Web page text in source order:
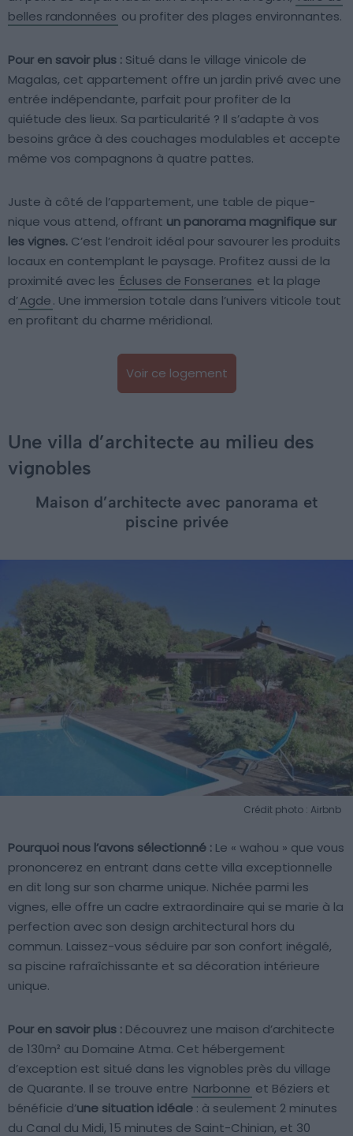
belles randonnées ou profiter des plages environnantes.
Pour en savoir plus : Situé dans le village vinicole de
Magalas, cet appartement offre un jardin privé avec une
entrée indépendante, parfait pour profiter de la
quiétude des lieux. Sa particularité ? Il s’adapte à vos
besoins grâce à des couchages modulables et accepte
même vos compagnons à quatre pattes.
Juste à côté de l’appartement, une table de pique-
nique vous attend, offrant un panorama magnifique sur
les vignes. C’est l’endroit idéal pour savourer les produits
locaux en contemplant le paysage. Profitez aussi de la
proximité avec les Écluses de Fonseranes et la plage
d’Agde. Une immersion totale dans l’univers viticole tout
en profitant du charme méridional.
Voir ce logement
Une villa d’architecte au milieu des
vignobles
Maison d’architecte avec panorama et
piscine privée
Crédit photo : Airbnb
Pourquoi nous l’avons sélectionné : Le « wahou » que vous
prononcerez en entrant dans cette villa exceptionnelle
en dit long sur son charme unique. Nichée parmi les
vignes, elle offre un cadre extraordinaire qui se marie à la
perfection avec son design architectural hors du
commun. Laissez-vous séduire par son confort inégalé,
sa piscine rafraîchissante et sa décoration intérieure
unique.
Pour en savoir plus : Découvrez une maison d’architecte
de 130m² au Domaine Atma. Cet hébergement
d’exception est situé dans les vignobles près du village
de Quarante. Il se trouve entre Narbonne et Béziers et
bénéficie d’une situation idéale : à seulement 2 minutes
du Canal du Midi, 15 minutes de Saint-Chinian, et 30